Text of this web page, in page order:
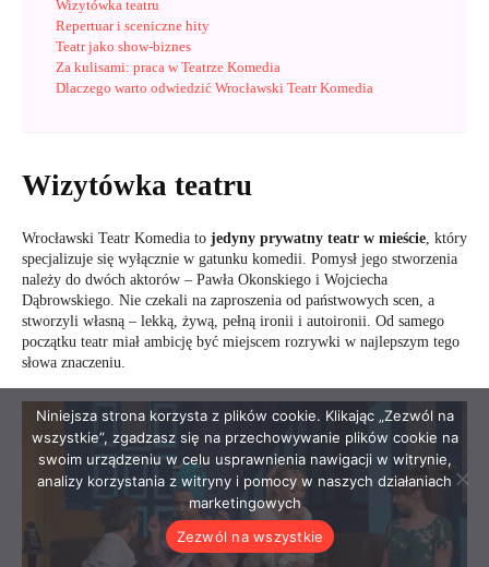
Niniejsza strona korzysta z plików cookie. Klikając „Zezwól na
wszystkie”, zgadzasz się na przechowywanie plików cookie na
swoim urządzeniu w celu usprawnienia nawigacji w witrynie,
analizy korzystania z witryny i pomocy w naszych działaniach
marketingowych
Zezwól na wszystkie